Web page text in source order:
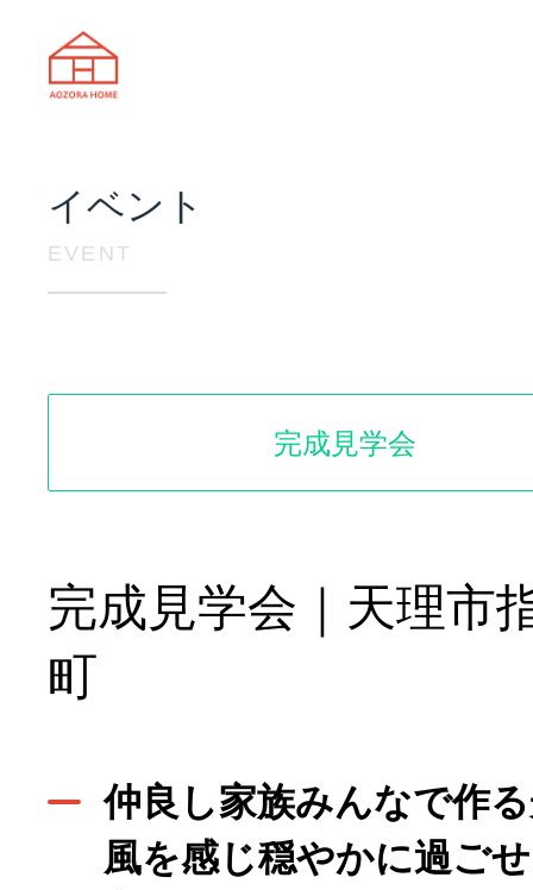
イベント
EVENT
完成見学会
完成見学会｜天理市
町
仲良し家族みんなで作
風を感じ穏やかに過ご